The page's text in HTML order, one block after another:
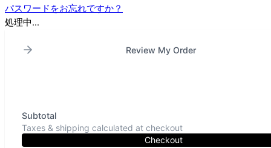
パスワードをお忘れですか？
処理中...
Review My Order
Subtotal
Taxes & shipping calculated at checkout
Checkout